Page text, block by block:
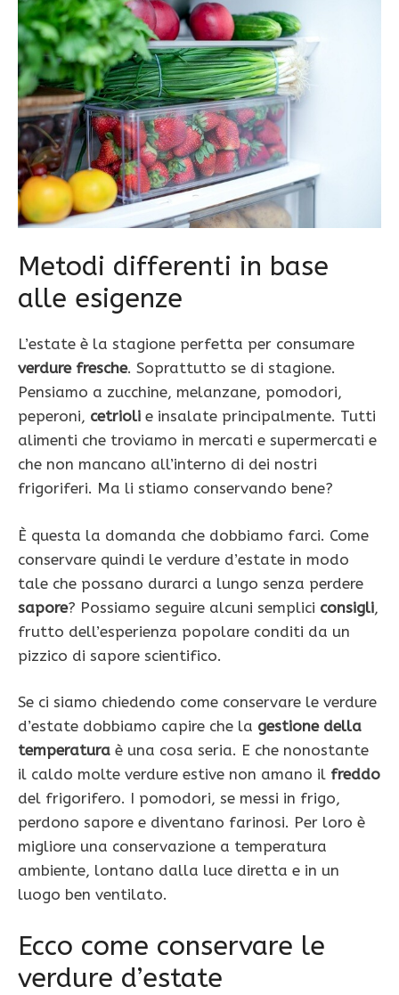
Metodi differenti in base
alle esigenze
L’estate è la stagione perfetta per consumare
verdure fresche. Soprattutto se di stagione.
Pensiamo a zucchine, melanzane, pomodori,
peperoni, cetrioli e insalate principalmente. Tutti
alimenti che troviamo in mercati e supermercati e
che non mancano all’interno di dei nostri
frigoriferi. Ma li stiamo conservando bene?
È questa la domanda che dobbiamo farci. Come
conservare quindi le verdure d’estate in modo
tale che possano durarci a lungo senza perdere
sapore? Possiamo seguire alcuni semplici consigli,
frutto dell’esperienza popolare conditi da un
pizzico di sapore scientifico.
Se ci siamo chiedendo come conservare le verdure
d’estate dobbiamo capire che la gestione della
temperatura è una cosa seria. E che nonostante
il caldo molte verdure estive non amano il freddo
del frigorifero. I pomodori, se messi in frigo,
perdono sapore e diventano farinosi. Per loro è
migliore una conservazione a temperatura
ambiente, lontano dalla luce diretta e in un
luogo ben ventilato.
Ecco come conservare le
verdure d’estate